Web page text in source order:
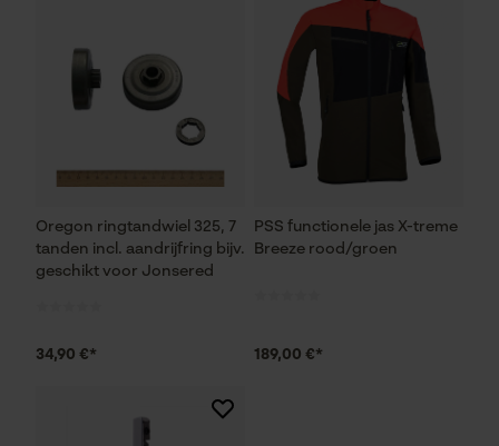
Oregon ringtandwiel 325, 7
tanden incl. aandrijfring bijv.
geschikt voor Jonsered
34,90 €*
PSS functionele jas X-treme
Breeze rood/groen
189,00 €*
Loop54 Personalization
Gepersonaliseerde homepage
Opgeslagen winkelwagen
Persoonlijke begroeting
Geo-IP en gebruikersdetectie
Google Maps